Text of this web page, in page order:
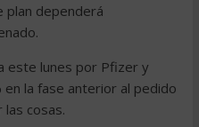
plan dependerá
este lunes por Pfizer y
en la fase anterior al pedido
las cosas.